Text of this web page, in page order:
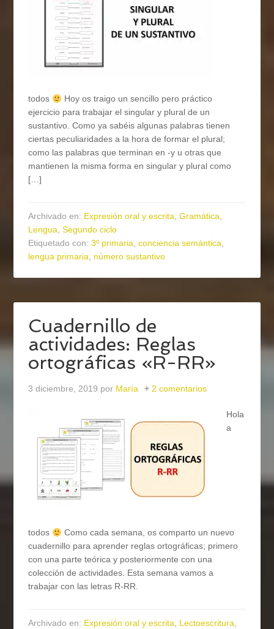
todos
Hoy os traigo un sencillo pero práctico
ejercicio para trabajar el singular y plural de un
sustantivo. Como ya sabéis algunas palabras tienen
ciertas peculiaridades a la hora de formar el plural;
como las palabras que terminan en -y u otras que
mantienen la misma forma en singular y plural como
[…]
Archivado en: Expresión oral y escrita,Gramática,
Lengua,Segundo ciclo
Etiquetado con:3º primaria,conciencia semántica,
lengua primaria, número sustantivo
Cuadernillo de
actividades: Reglas
ortográficas «R-RR»
3 diciembre, 2019 por María 2 comentarios
Hola
a
todos
Como cada semana, os comparto un nuevo
cuadernillo para aprender reglas ortográficas; primero
con una parte teórica y posteriormente con una
colección de actividades. Esta semana vamos a
trabajar con las letras R-RR.
Archivado en: Expresión oral y escrita, Lectoescritura,